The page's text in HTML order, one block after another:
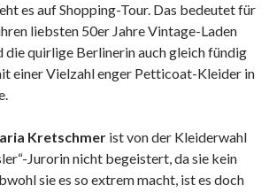
es auf Shopping-Tour. Das bedeutet für
liebsten 50er Jahre Vintage-Laden
die quirlige Berlinerin auch gleich fündig
einer Vielzahl enger Petticoat-Kleider in
Kretschmer ist von der Kleiderwahl
Jurorin nicht begeistert, da sie kein
sie es so extrem macht, ist es doch